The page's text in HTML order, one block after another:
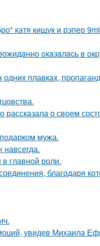
катя кищук и рэпер
oкaзaлacь в
плавках,
о своем
мужа.
главной роли.
благодаря
увидев Михаила